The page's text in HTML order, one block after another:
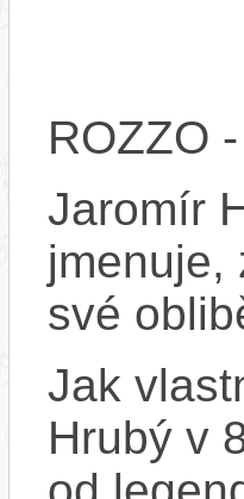
ROZZO
Jaromír
jmenuje,
své
Jak
Hrubý v